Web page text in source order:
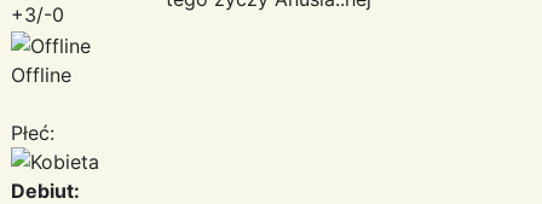
+3/-0
Offline
Płeć:
Debiut: